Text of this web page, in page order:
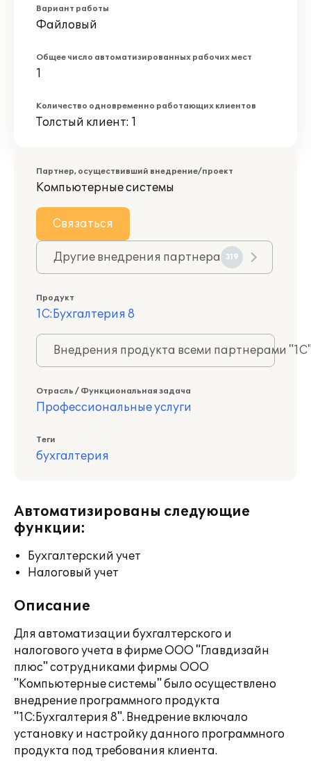
Вариант работы
Файловый
Общее число автоматизированных рабочих мест
1
Количество одновременно работающих клиентов
Толстый клиент: 1
Партнер, осуществивший внедрение/проект
Компьютерные системы
Связаться
Другие внедрения партнера 319
Продукт
1С:Бухгалтерия 8
Внедрения продукта всеми партнерами
Отрасль / Функциональная задача
Профессиональные услуги
Теги
бухгалтерия
Автоматизированы следующие
функции:
Бухгалтерский учет
Налоговый учет
Описание
Для автоматизации бухгалтерского и
налогового учета в фирме ООО "Главдизайн
плюс" сотрудниками фирмы ООО
"Компьютерные системы" было осуществлено
внедрение программного продукта
"1С:Бухгалтерия 8". Внедрение включало
установку и настройку данного программного
продукта под требования клиента.